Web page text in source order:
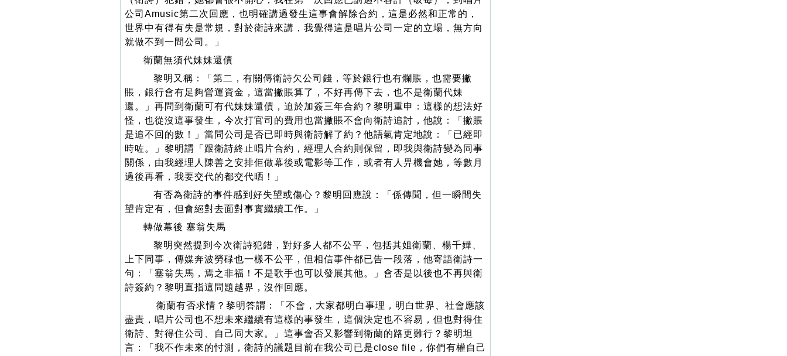
公司Amusic第二次回應，也明確講過發生這事會解除合約，這是必然和正常的，
世界中有得有失是常規，對於衛詩來講，我覺得這是唱片公司一定的立場，無方向
就做不到一間公司。」
衛蘭無須代妹妹還債
黎明又稱：「第二，有關傳衛詩欠公司錢，等於銀行也有爛賬，也需要撇
賬，銀行會有足夠營運資金，這當撇賬算了，不好再傳下去，也不是衛蘭代妹
還。」再問到衛蘭可有代妹妹還債，迫於加簽三年合約？黎明重申：這樣的想法好
怪，也從沒這事發生，今次打官司的費用也當撇賬不會向衛詩追討，他說：「撇賬
是追不回的數！」當問公司是否已即時與衛詩解了約？他語氣肯定地說：「已經即
時咗。」黎明謂「跟衛詩終止唱片合約，經理人合約則保留，即我與衛詩變為同事
關係，由我經理人陳善之安排佢做幕後或電影等工作，或者有人畀機會她，等數月
過後再看，我要交代的都交代晒！」
有否為衛詩的事件感到好失望或傷心？黎明回應說：「係傳聞，但一瞬間失
望肯定有，但會絕對去面對事實繼續工作。」
轉做幕後 塞翁失馬
黎明突然提到今次衛詩犯錯，對好多人都不公平，包括其姐衛蘭、楊千嬅、
上下同事，傳媒奔波勞碌也一樣不公平，但相信事件都已告一段落，他寄語衛詩一
句：「塞翁失馬，焉之非福！不是歌手也可以發展其他。」會否是以後也不再與衛
詩簽約？黎明直指這問題越界，沒作回應。
衛蘭有否求情？黎明答謂：「不會，大家都明白事理，明白世界、社會應該
盡責，唱片公司也不想未來繼續有這樣的事發生，這個決定也不容易，但也對得住
衛詩、對得住公司、自己同大家。」這事會否又影響到衛蘭的路更難行？黎明坦
言：「我不作未來的忖測，衛詩的議題目前在我公司已是close file，你們有權自己